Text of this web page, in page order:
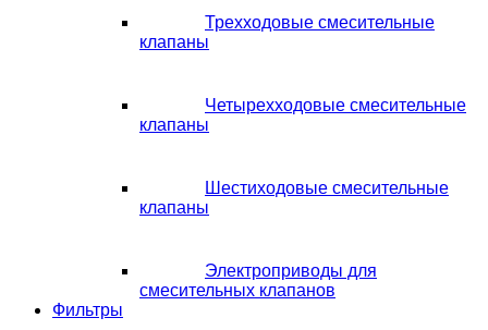
Трехходовые смесительные
клапаны
Четырехходовые смесительные
клапаны
Шестиходовые смесительные
клапаны
Электроприводы для
смесительных клапанов
Фильтры